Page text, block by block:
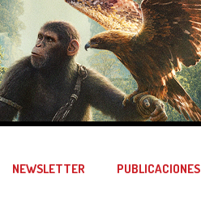
NEWSLETTER PUBLICACIONES